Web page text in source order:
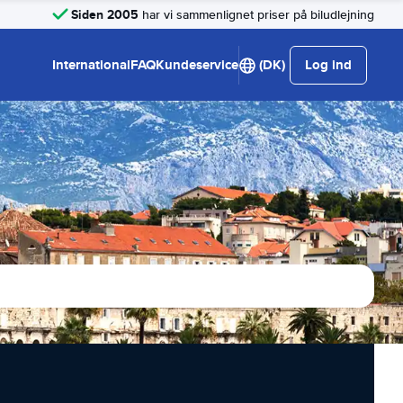
Siden 2005 har vi sammenlignet priser på biludlejning
InternationalFAQKundeservice (DK) Log ind